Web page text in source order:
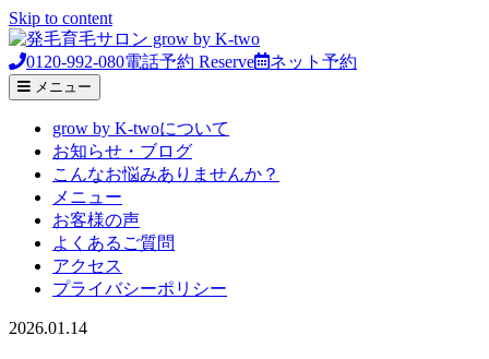
Skip to content
0120-992-080電話予約 Reserve ネット予約
メニュー
grow by K-twoについて
お知らせ・ブログ
こんなお悩みありませんか？
メニュー
お客様の声
よくあるご質問
アクセス
プライバシーポリシー
2026.01.14